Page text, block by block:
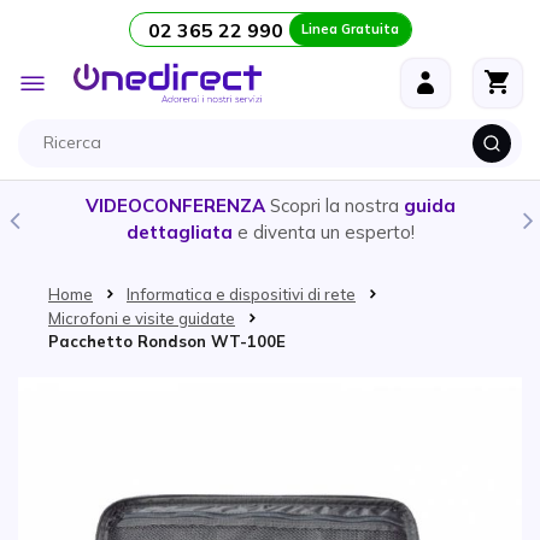
Salta al contenuto 02 365 22 990 Linea Gratuita
Toggle
Nav
VIDEOCONFERENZA Scopri la nostra guida
dettagliata e diventa un esperto!
Home
Informatica e dispositivi di rete
Microfoni e visite guidate
Pacchetto Rondson WT-100E